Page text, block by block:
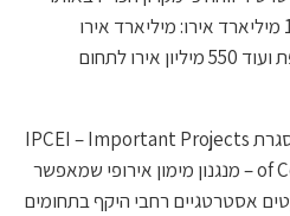
מעמד על השקעה כוללת של 1.5 מיליארד אירו: מיליארד אירו
לאסטרטגיית הקוונטום של צרפת ועוד 550 מיליון אירו לתחום
ההשקעה מיועדת להשתלב במסגרת IPCEI – Important Projects
of Common European Interest – מנגנון מימון אירופי שמאפשר
אסטרטגיים רחבי היקף בתחומים